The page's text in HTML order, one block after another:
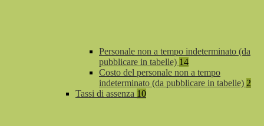
Personale non a tempo indeterminato (da
pubblicare in tabelle) 14
Costo del personale non a tempo
indeterminato (da pubblicare in tabelle) 2
Tassi di assenza 10